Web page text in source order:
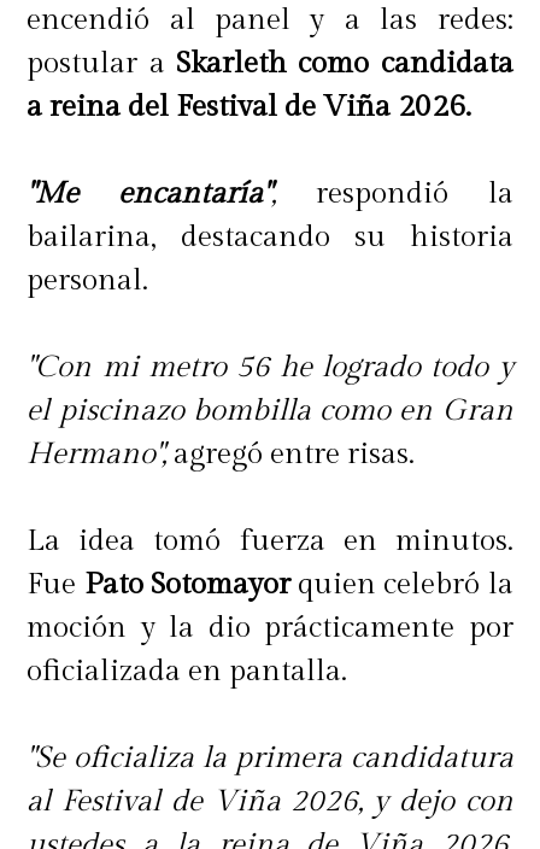
encendió al panel y a las redes:
postular a Skarleth como candidata
a reina del Festival de Viña 2026.
"Me encantaría",respondió la
bailarina, destacando su historia
personal.
"Con mi metro 56 he logrado todo y
el piscinazo bombilla como en Gran
Hermano",agregó entre risas.
La idea tomó fuerza en minutos.
Fue Pato Sotomayorquien celebró la
moción y la dio prácticamente por
oficializada en pantalla.
"Se oficializa la primera candidatura
al Festival de Viña 2026, y dejo con